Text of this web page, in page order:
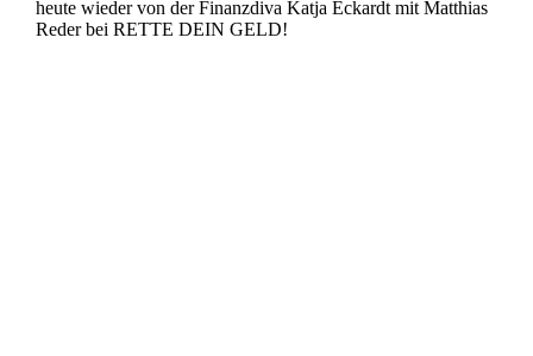
heute wieder von der Finanzdiva Katja Eckardt mit Matthias
Reder bei RETTE DEIN GELD!